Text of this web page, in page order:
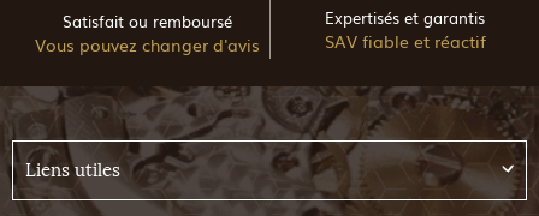
Satisfait ou remboursé
Vous pouvez changer d'avis
Expertisés et garantis
SAV fiable et réactif
Liens utiles